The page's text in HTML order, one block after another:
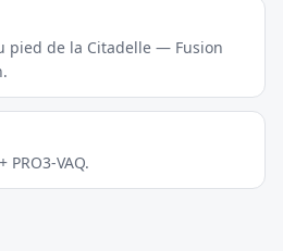
pied de la Citadelle — Fusion
VAQ.